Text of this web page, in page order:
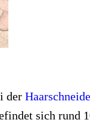
der
sich rund